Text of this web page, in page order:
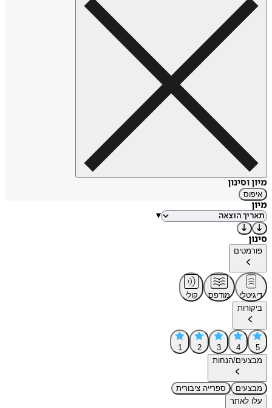
מיון וסינון
איפוס
מיון
▾
סינון
פורמטים
דיגיטלי מודפס
קולי
ביקורות
5
4
3
2
1
מבצעים/הנחות
מבצעים
ספרייה ציבורית
עלו לאתר